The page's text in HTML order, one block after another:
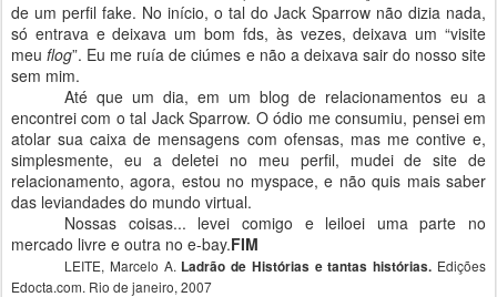
de um perfil fake. No início, o tal do Jack Sparrow não dizia nada,
só entrava e deixava um bom fds, às vezes, deixava um “visite
meuflog”. Eu me ruía de ciúmes e não a deixava sair do nosso site
sem mim.
Até que um dia, em um blog de relacionamentos eu a
encontrei com o tal Jack Sparrow. O ódio me consumiu, pensei em
atolar sua caixa de mensagens com ofensas, mas me contive e,
simplesmente, eu a deletei no meu perfil, mudei de site de
relacionamento, agora, estou no myspace, e não quis mais saber
das leviandades do mundo virtual.
Nossas coisas... levei comigo e leiloei uma parte no
mercado livre e outra no e-bay.FIM
LEITE, Marcelo A. Ladrão de Histórias e tantas histórias. Edições
Edocta.com. Rio de janeiro, 2007